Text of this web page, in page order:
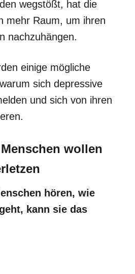
wegstößt, hat die
mehr Raum, um ihren
nachzuhängen.
einige mögliche
sich depressive
und sich von ihren
wollen
hören, wie
kann sie das